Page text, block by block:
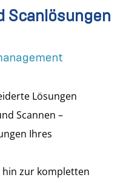
Scanlösungen
Lösungen
Scannen –
Ihres
hin zur kompletten